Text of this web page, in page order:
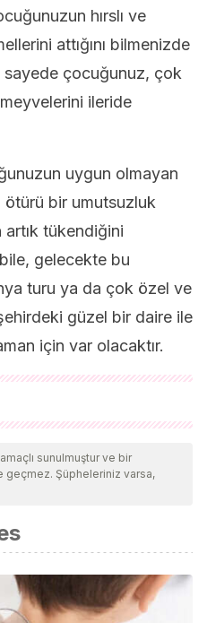
hırslı ve
attığını bilmenizde
sayede çocuğunuz, çok
ileride
uygun olmayan
ötürü bir umutsuzluk
artık tükendiğini
gelecekte bu
turu ya da çok özel ve
güzel bir daire ile
için var olacaktır.
güvenilirliklerini,
için ekibimiz
Bu makalenin bibliyografisi
con pataleta, adolescentes
los trastornos de conducta en
sunulmuştur ve bir
Şüpheleriniz varsa,